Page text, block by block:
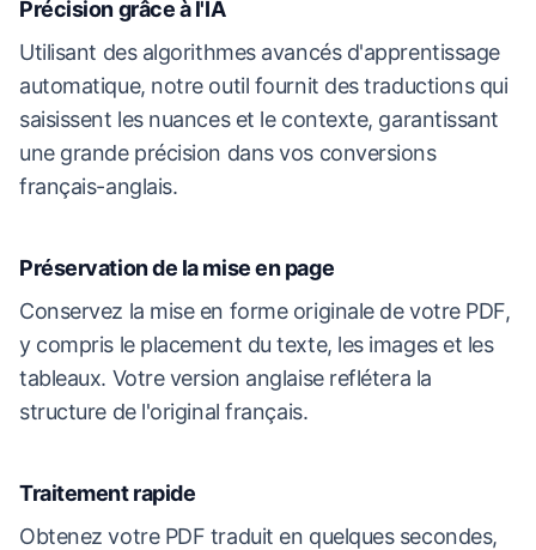
Précision grâce à l'IA
Utilisant des algorithmes avancés d'apprentissage
automatique, notre outil fournit des traductions qui
saisissent les nuances et le contexte, garantissant
une grande précision dans vos conversions
français-anglais.
Préservation de la mise en page
Conservez la mise en forme originale de votre PDF,
y compris le placement du texte, les images et les
tableaux. Votre version anglaise reflétera la
structure de l'original français.
Traitement rapide
Obtenez votre PDF traduit en quelques secondes,